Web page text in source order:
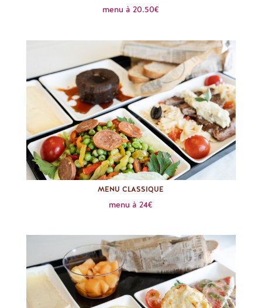
menu à 20.50€
MENU CLASSIQUE
menu à 24€